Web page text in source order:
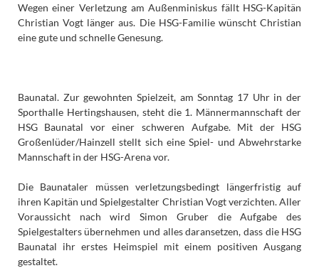
Wegen einer Verletzung am Außenminiskus fällt HSG-Kapitän
Christian Vogt länger aus. Die HSG-Familie wünscht Christian
eine gute und schnelle Genesung.
Baunatal. Zur gewohnten Spielzeit, am Sonntag 17 Uhr in der
Sporthalle Hertingshausen, steht die 1. Männermannschaft der
HSG Baunatal vor einer schweren Aufgabe. Mit der HSG
Großenlüder/Hainzell stellt sich eine Spiel- und Abwehrstarke
Mannschaft in der HSG-Arena vor.
Die Baunataler müssen verletzungsbedingt längerfristig auf
ihren Kapitän und Spielgestalter Christian Vogt verzichten. Aller
Voraussicht nach wird Simon Gruber die Aufgabe des
Spielgestalters übernehmen und alles daransetzen, dass die HSG
Baunatal ihr erstes Heimspiel mit einem positiven Ausgang
gestaltet.